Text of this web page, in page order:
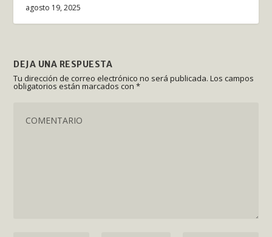
agosto 19, 2025
DEJA UNA RESPUESTA
Tu dirección de correo electrónico no será publicada. Los campos
obligatorios están marcados con*